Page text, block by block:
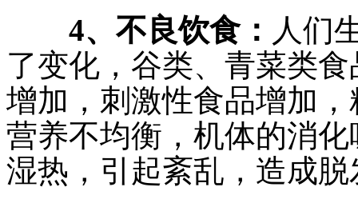
4、不良饮食： 人们
了变化，谷类、青菜类
增加，刺激性食品增加
营养不均衡，机体的消
湿热，引起紊乱，造成脱